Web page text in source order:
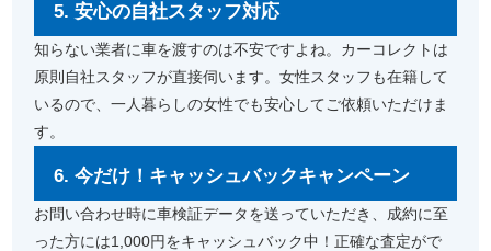
5. 安心の自社スタッフ対応
知らない業者に車を渡すのは不安ですよね。カーコレクトは
原則自社スタッフが直接伺います。女性スタッフも在籍して
いるので、一人暮らしの女性でも安心してご依頼いただけま
す。
6. 今だけ！キャッシュバックキャンペーン
お問い合わせ時に車検証データを送っていただき、成約に至
った方には1,000円をキャッシュバック中！正確な査定がで